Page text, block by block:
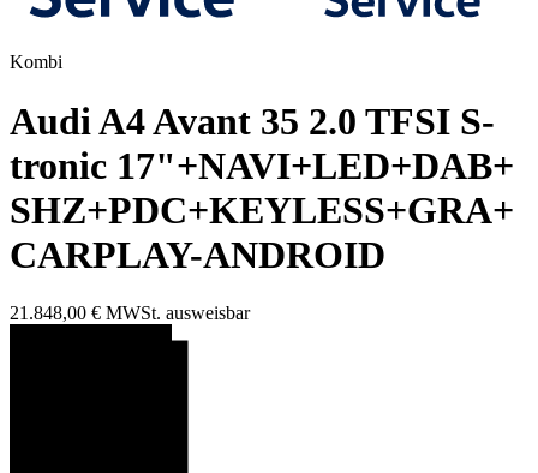
Kombi
Audi A4 Avant 35 2.0 TFSI S-
tronic 17"+NAVI+LED+DAB+
SHZ+PDC+KEYLESS+GRA+
CARPLAY-ANDROID
21.848,00 € MWSt. ausweisbar